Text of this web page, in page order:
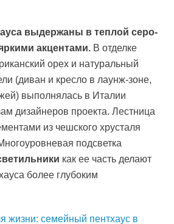
выдержаны в теплой серо-
акцентами. В отделке
орех и натуральный
(диван и кресло в лаунж-зоне,
выполнялась в Италии
дизайнеров проекта. Лестница
из чешского хрусталя
подсветка
как ее часть делают
более глубоким